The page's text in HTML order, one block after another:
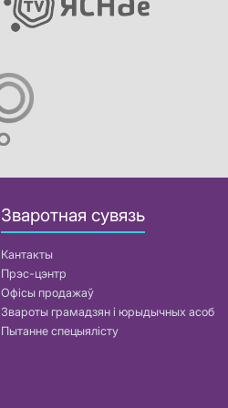
Зваротная сувязь
Кантакты
Прэс-цэнтр
Офісы продажаў
Звароты грамадзян і юрыдычных асоб
Пытанне спецыялісту